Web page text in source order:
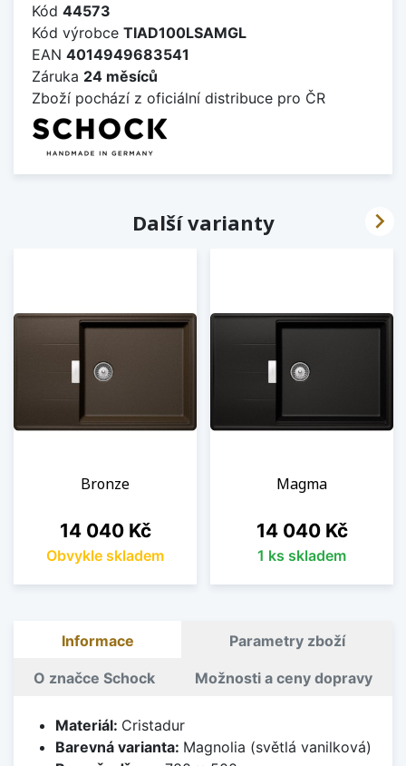
Kód 44573
Kód výrobce TIAD100LSAMGL
EAN 4014949683541
Záruka 24 měsíců
Zboží pochází z oficiální distribuce pro ČR
Další varianty
Bronze
Cena
14 040 Kč
Obvykle skladem
Magma
Cena
14 040 Kč
1 ks skladem

Informace Parametry zboží
O značce Schock Možnosti a ceny dopravy
Materiál: Cristadur
Barevná varianta: Magnolia (světlá vanilková)